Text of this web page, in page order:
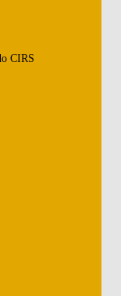
CIRS